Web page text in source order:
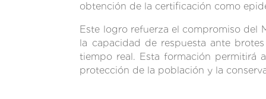
obtención de la certificación como
Este logro refuerza el compromiso del
la capacidad de respuesta ante
tiempo real. Esta formación permitirá
protección de la población y la